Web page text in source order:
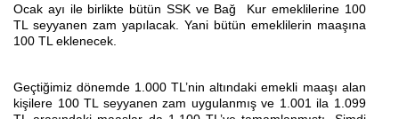
Ocak ayı ile birlikte bütün SSK ve Bağ Kur emeklilerine 100
TL seyyanen zam yapılacak. Yani bütün emeklilerin maaşına
100 TL eklenecek.
Geçtiğimiz dönemde 1.000 TL’nin altındaki emekli maaşı alan
kişilere 100 TL seyyanen zam uygulanmış ve 1.001 ila 1.099